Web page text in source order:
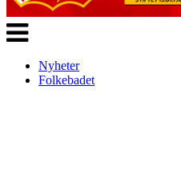
Veksle
navigasjon
Nyheter
Folkebadet